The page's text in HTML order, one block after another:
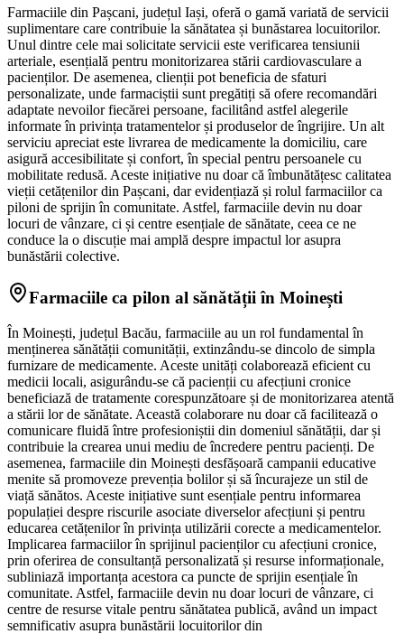
Farmaciile din Pașcani, județul Iași, oferă o gamă variată de servicii
suplimentare care contribuie la sănătatea și bunăstarea locuitorilor.
Unul dintre cele mai solicitate servicii este verificarea tensiunii
arteriale, esențială pentru monitorizarea stării cardiovasculare a
pacienților. De asemenea, clienții pot beneficia de sfaturi
personalizate, unde farmaciștii sunt pregătiți să ofere recomandări
adaptate nevoilor fiecărei persoane, facilitând astfel alegerile
informate în privința tratamentelor și produselor de îngrijire. Un alt
serviciu apreciat este livrarea de medicamente la domiciliu, care
asigură accesibilitate și confort, în special pentru persoanele cu
mobilitate redusă. Aceste inițiative nu doar că îmbunătățesc calitatea
vieții cetățenilor din Pașcani, dar evidențiază și rolul farmaciilor ca
piloni de sprijin în comunitate. Astfel, farmaciile devin nu doar
locuri de vânzare, ci și centre esențiale de sănătate, ceea ce ne
conduce la o discuție mai amplă despre impactul lor asupra
bunăstării colective.
Farmaciile ca pilon al sănătății în Moinești
În Moinești, județul Bacău, farmaciile au un rol fundamental în
menținerea sănătății comunității, extinzându-se dincolo de simpla
furnizare de medicamente. Aceste unități colaborează eficient cu
medicii locali, asigurându-se că pacienții cu afecțiuni cronice
beneficiază de tratamente corespunzătoare și de monitorizarea atentă
a stării lor de sănătate. Această colaborare nu doar că facilitează o
comunicare fluidă între profesioniștii din domeniul sănătății, dar și
contribuie la crearea unui mediu de încredere pentru pacienți. De
asemenea, farmaciile din Moinești desfășoară campanii educative
menite să promoveze prevenția bolilor și să încurajeze un stil de
viață sănătos. Aceste inițiative sunt esențiale pentru informarea
populației despre riscurile asociate diverselor afecțiuni și pentru
educarea cetățenilor în privința utilizării corecte a medicamentelor.
Implicarea farmaciilor în sprijinul pacienților cu afecțiuni cronice,
prin oferirea de consultanță personalizată și resurse informaționale,
subliniază importanța acestora ca puncte de sprijin esențiale în
comunitate. Astfel, farmaciile devin nu doar locuri de vânzare, ci
centre de resurse vitale pentru sănătatea publică, având un impact
semnificativ asupra bunăstării locuitorilor din